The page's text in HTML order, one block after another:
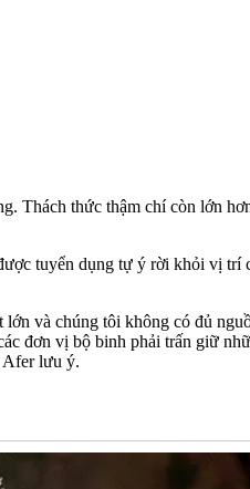
Thách thức thậm chí còn lớn
tuyển dụng tự ý rời khỏi vị trí
và chúng tôi không có đủ
đơn vị bộ binh phải trấn giữ
Afer lưu ý.